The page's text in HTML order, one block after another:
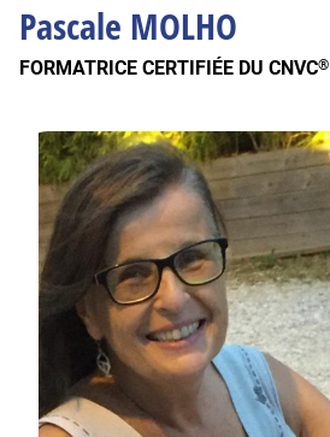
Pascale MOLHO
FORMATRICE CERTIFIÉE DU CNVC®